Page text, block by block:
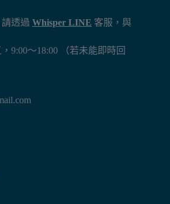
透過 Whisper LINE 客服，與
9:00～18:00 （若未能即時回